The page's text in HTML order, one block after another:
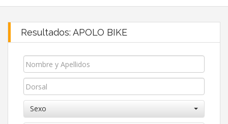
Resultados: APOLO BIKE
Sexo